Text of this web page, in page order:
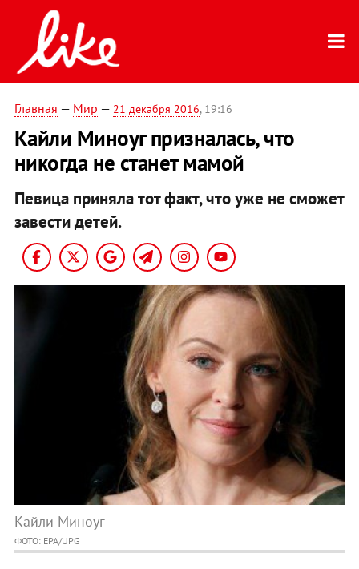
Главная — Мир — 21 декабря 2016, 19:16
Кайли Миноуг призналась, что
никогда не станет мамой
Певица приняла тот факт, что уже не сможет
завести детей.
Кайли Миноуг
ФОТО: EPA/UPG